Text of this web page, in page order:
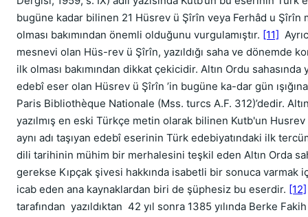
bugüne kadar bilinen 21 Hüsrev ü Şîrîn veya Ferhâd u Şîrîn
olması bakımından önemli olduğunu vurgulamıştır. [11]
mesnevi olan Hüs-rev ü Şîrîn, yazıldığı saha ve dönemde
ilk olması bakımından dikkat çekicidir. Altın Ordu sahasında
edebî eser olan Hüsrev ü Şîrîn ’in bugüne ka-dar gün
Paris Bibliothèque Nationale (Mss. turcs A.F. 312)’dedir.
yazılmış en eski Türkçe metin olarak bilinen Kutb'un
aynı adı taşıyan edebî eserinin Türk edebiyatındaki ilk
dili tarihinin mühim bir merhalesini teşkil eden Altın Orda
gerekse Kıpçak şivesi hakkında isabetli bir sonuca varmak
icab eden ana kaynaklardan biri de şüphesiz bu eserdir. [12]
tarafından yazıldıktan 42 yıl sonra 1385 yılında Berke Fakih